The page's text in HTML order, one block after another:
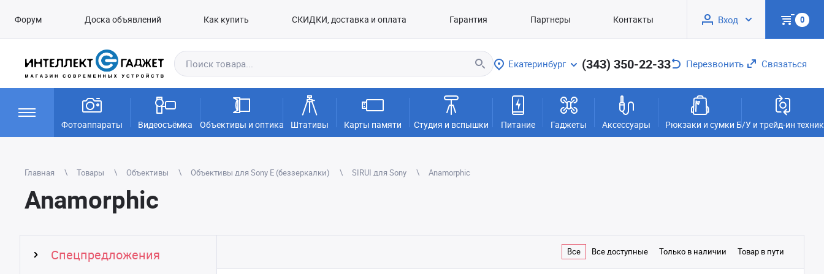
Форум Доска объявлений Как купить СКИДКИ, доставка и оплата Гарантия Партнеры Контакты Вход 0
Екатеринбург (343) 350-22-33 Перезвонить Связаться
Фотоаппараты Видеосъёмка Объективы и оптика Штативы Карты памяти Студия и вспышки Питание Гаджеты Аксессуары Рюкзаки и сумки Б/У и трейд-ин
Главная Товары Объективы Объективы для Sony E (беззеркалки) SIRUI для Sony Anamorphic
Anamorphic
Спецпредложения Все Все доступные Только в наличии Товар в пути